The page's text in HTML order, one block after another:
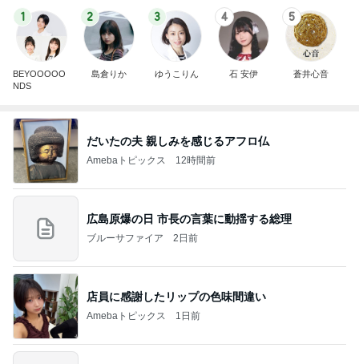
1
BEYOOOOO
NDS
2
島倉りか
3
ゆうこりん
4
石 安伊
5
蒼井心音
だいたの夫 親しみを感じるアフロ仏
Amebaトピックス 12時間前
広島原爆の日 市長の言葉に動揺する総理
ブルーサファイア 2日前
店員に感謝したリップの色味間違い
Amebaトピックス 1日前